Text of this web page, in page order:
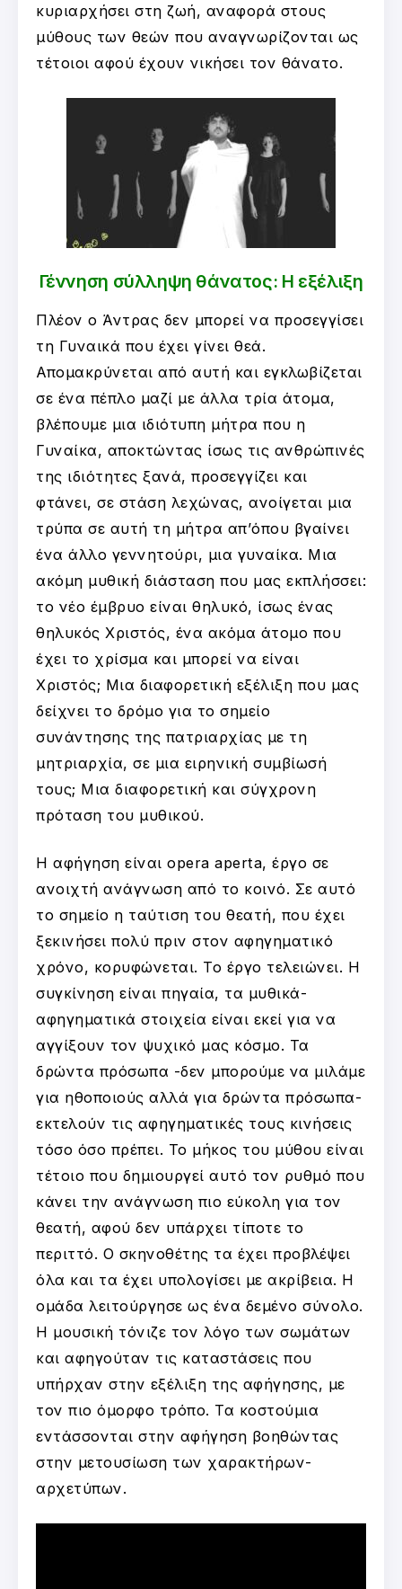
κυριαρχήσει στη ζωή, αναφορά στους
μύθους των θεών που αναγνωρίζονται ως
τέτοιοι αφού έχουν νικήσει τον θάνατο.
Γέννηση σύλληψη θάνατος: Η εξέλιξη
Πλέον ο Άντρας δεν μπορεί να προσεγγίσει
τη Γυναικά που έχει γίνει θεά.
Απομακρύνεται από αυτή και εγκλωβίζεται
σε ένα πέπλο μαζί με άλλα τρία άτομα,
βλέπουμε μια ιδιότυπη μήτρα που η
Γυναίκα, αποκτώντας ίσως τις ανθρώπινές
της ιδιότητες ξανά, προσεγγίζει και
φτάνει, σε στάση λεχώνας, ανοίγεται μια
τρύπα σε αυτή τη μήτρα απ’όπου βγαίνει
ένα άλλο γεννητούρι, μια γυναίκα. Μια
ακόμη μυθική διάσταση που μας εκπλήσσει:
το νέο έμβρυο είναι θηλυκό, ίσως ένας
θηλυκός Χριστός, ένα ακόμα άτομο που
έχει το χρίσμα και μπορεί να είναι
Χριστός; Μια διαφορετική εξέλιξη που μας
δείχνει το δρόμο για το σημείο
συνάντησης της πατριαρχίας με τη
μητριαρχία, σε μια ειρηνική συμβίωσή
τους; Μια διαφορετική και σύγχρονη
πρόταση του μυθικού.
Η αφήγηση είναι opera aperta, έργο σε
ανοιχτή ανάγνωση από το κοινό. Σε αυτό
το σημείο η ταύτιση του θεατή, που έχει
ξεκινήσει πολύ πριν στον αφηγηματικό
χρόνο, κορυφώνεται. Το έργο τελειώνει. Η
συγκίνηση είναι πηγαία, τα μυθικά-
αφηγηματικά στοιχεία είναι εκεί για να
αγγίξουν τον ψυχικό μας κόσμο. Τα
δρώντα πρόσωπα -δεν μπορούμε να μιλάμε
για ηθοποιούς αλλά για δρώντα πρόσωπα-
εκτελούν τις αφηγηματικές τους κινήσεις
τόσο όσο πρέπει. Το μήκος του μύθου είναι
τέτοιο που δημιουργεί αυτό τον ρυθμό που
κάνει την ανάγνωση πιο εύκολη για τον
θεατή, αφού δεν υπάρχει τίποτε το
περιττό. Ο σκηνοθέτης τα έχει προβλέψει
όλα και τα έχει υπολογίσει με ακρίβεια. Η
ομάδα λειτούργησε ως ένα δεμένο σύνολο.
Η μουσική τόνιζε τον λόγο των σωμάτων
και αφηγούταν τις καταστάσεις που
υπήρχαν στην εξέλιξη της αφήγησης, με
τον πιο όμορφο τρόπο. Τα κοστούμια
εντάσσονται στην αφήγηση βοηθώντας
στην μετουσίωση των χαρακτήρων-
αρχετύπων.